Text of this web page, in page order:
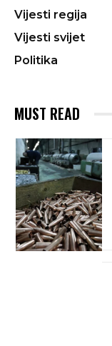
Vijesti regija
Vijesti svijet
Politika
MUST READ